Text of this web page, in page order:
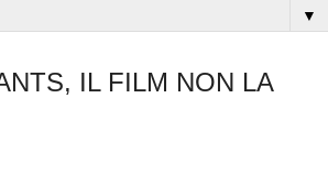
▼
IL FILM NON LA